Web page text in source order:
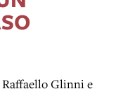
Raffaello Glinni e